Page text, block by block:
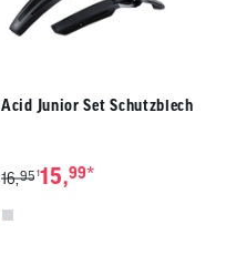
Acid Junior Set Schutzblech
16,95 115,99*